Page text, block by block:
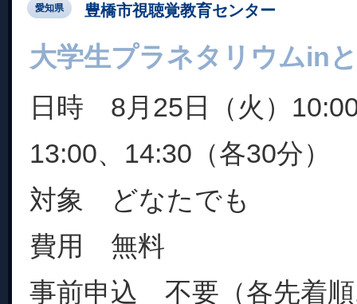
愛知県 豊橋市視聴覚教育センター
大学生プラネタリウムin
日時 8月25日（火）
13:00、14:30（各30分）
対象 どなたでも
費用 無料
事前申込 不要（各先着